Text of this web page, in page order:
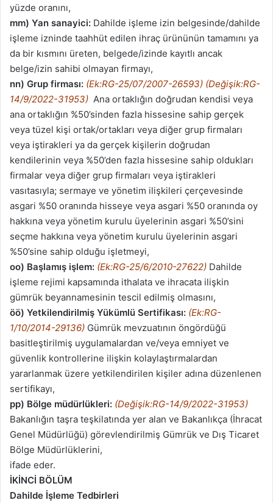
yüzde oranını,
mm) Yan sanayici: Dahilde işleme izin belgesinde/dahilde
işleme izninde taahhüt edilen ihraç ürününün tamamını ya
da bir kısmını üreten, belgede/izinde kayıtlı ancak
belge/izin sahibi olmayan firmayı,
nn) Grup firması: (Ek:RG-25/07/2007-26593) (Değişik:RG-
14/9/2022-31953) Ana ortaklığın doğrudan kendisi veya
ana ortaklığın %50’sinden fazla hissesine sahip gerçek
veya tüzel kişi ortak/ortakları veya diğer grup firmaları
veya iştirakleri ya da gerçek kişilerin doğrudan
kendilerinin veya %50’den fazla hissesine sahip oldukları
firmalar veya diğer grup firmaları veya iştirakleri
vasıtasıyla; sermaye ve yönetim ilişkileri çerçevesinde
asgari %50 oranında hisseye veya asgari %50 oranında oy
hakkına veya yönetim kurulu üyelerinin asgari %50’sini
seçme hakkına veya yönetim kurulu üyelerinin asgari
%50’sine sahip olduğu işletmeyi,
oo) Başlamış işlem: (Ek:RG-25/6/2010-27622) Dahilde
işleme rejimi kapsamında ithalata ve ihracata ilişkin
gümrük beyannamesinin tescil edilmiş olmasını,
öö) Yetkilendirilmiş Yükümlü Sertifikası: (Ek:RG-
1/10/2014-29136) Gümrük mevzuatının öngördüğü
basitleştirilmiş uygulamalardan ve/veya emniyet ve
güvenlik kontrollerine ilişkin kolaylaştırmalardan
yararlanmak üzere yetkilendirilen kişiler adına düzenlenen
sertifikayı,
pp) Bölge müdürlükleri: (Değişik:RG-14/9/2022-31953)
Bakanlığın taşra teşkilatında yer alan ve Bakanlıkça (İhracat
Genel Müdürlüğü) görevlendirilmiş Gümrük ve Dış Ticaret
Bölge Müdürlüklerini,
ifade eder.
İKİNCİ BÖLÜM
Dahilde İşleme Tedbirleri